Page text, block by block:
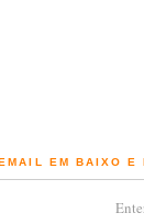
EM BAIXO E